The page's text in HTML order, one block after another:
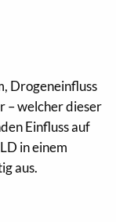
Drogeneinfluss
– welcher dieser
Einfluss auf
in einem
aus.